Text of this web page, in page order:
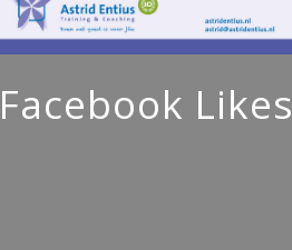
Facebook Likes